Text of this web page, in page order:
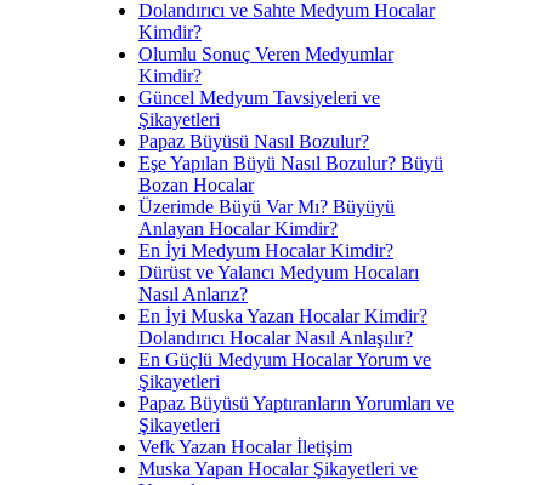
Dolandırıcı ve Sahte Medyum Hocalar
Kimdir?
Olumlu Sonuç Veren Medyumlar
Kimdir?
Güncel Medyum Tavsiyeleri ve
Şikayetleri
Papaz Büyüsü Nasıl Bozulur?
Eşe Yapılan Büyü Nasıl Bozulur? Büyü
Bozan Hocalar
Üzerimde Büyü Var Mı? Büyüyü
Anlayan Hocalar Kimdir?
En İyi Medyum Hocalar Kimdir?
Dürüst ve Yalancı Medyum Hocaları
Nasıl Anlarız?
En İyi Muska Yazan Hocalar Kimdir?
Dolandırıcı Hocalar Nasıl Anlaşılır?
En Güçlü Medyum Hocalar Yorum ve
Şikayetleri
Papaz Büyüsü Yaptıranların Yorumları ve
Şikayetleri
Vefk Yazan Hocalar İletişim
Muska Yapan Hocalar Şikayetleri ve